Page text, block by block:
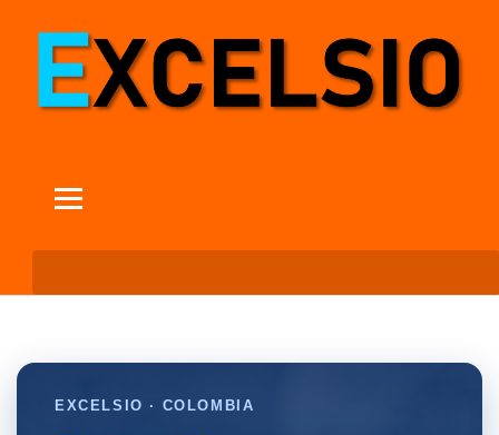
EXCELSIO · COLOMBIA